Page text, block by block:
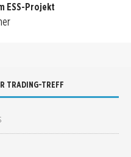
ESS-Projekt
TRADING-TREFF